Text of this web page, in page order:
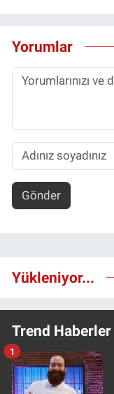
Yorumlar
Gönder
Yükleniyor...
Trend Haberler
1